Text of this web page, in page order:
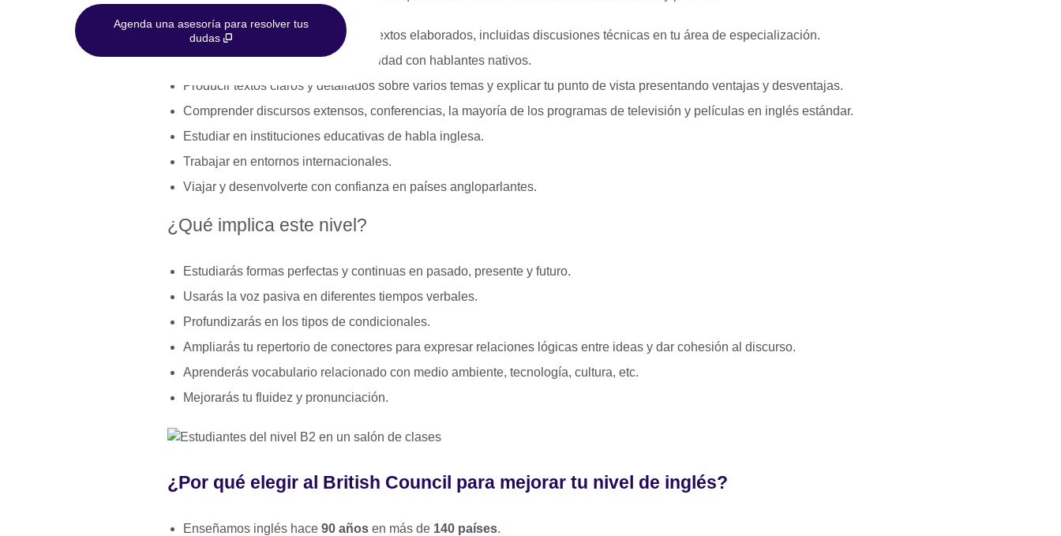
Agenda una asesoría para resolver tus
dudas
Entender las ideas principales de textos elaborados, incluidas discusiones técnicas en tu área de especialización.
Interactuar con fluidez y espontaneidad con hablantes nativos.
Producir textos claros y detallados sobre varios temas y explicar tu punto de vista presentando ventajas y desventajas.
Comprender discursos extensos, conferencias, la mayoría de los programas de televisión y películas en inglés estándar.
Estudiar en instituciones educativas de habla inglesa.
Trabajar en entornos internacionales.
Viajar y desenvolverte con confianza en países angloparlantes.
¿Qué implica este nivel?
Estudiarás formas perfectas y continuas en pasado, presente y futuro.
Usarás la voz pasiva en diferentes tiempos verbales.
Profundizarás en los tipos de condicionales.
Ampliarás tu repertorio de conectores para expresar relaciones lógicas entre ideas y dar cohesión al discurso.
Aprenderás vocabulario relacionado con medio ambiente, tecnología, cultura, etc.
Mejorarás tu fluidez y pronunciación.
¿Por qué elegir al British Council para mejorar tu nivel de inglés?
Enseñamos inglés hace 90 años en más de 140 países.